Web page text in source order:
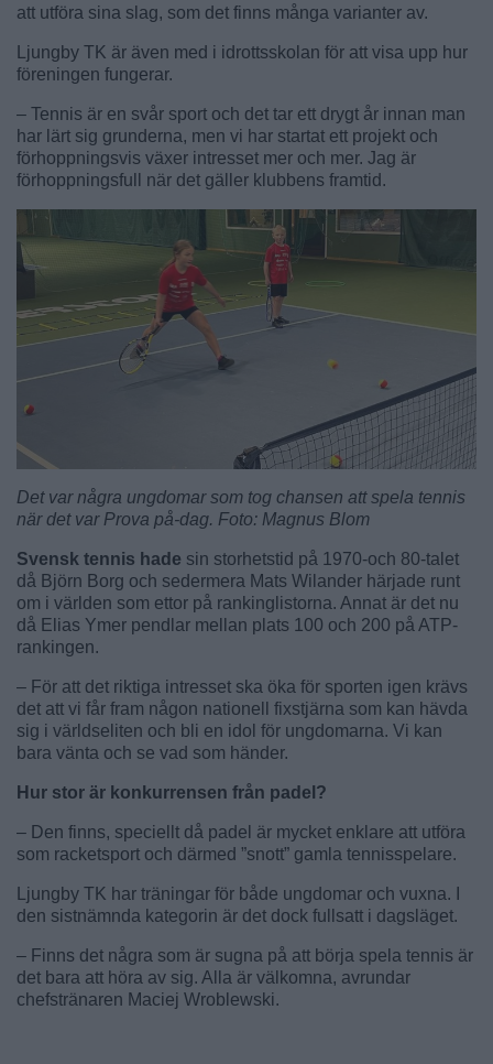
att utföra sina slag, som det finns många varianter av.
Ljungby TK är även med i idrottsskolan för att visa upp hur
föreningen fungerar.
– Tennis är en svår sport och det tar ett drygt år innan man
har lärt sig grunderna, men vi har startat ett projekt och
förhoppningsvis växer intresset mer och mer. Jag är
förhoppningsfull när det gäller klubbens framtid.
Det var några ungdomar som tog chansen att spela tennis
när det var Prova på-dag. Foto: Magnus Blom
Svensk tennis hade sin storhetstid på 1970-och 80-talet
då Björn Borg och sedermera Mats Wilander härjade runt
om i världen som ettor på rankinglistorna. Annat är det nu
då Elias Ymer pendlar mellan plats 100 och 200 på ATP-
rankingen.
– För att det riktiga intresset ska öka för sporten igen krävs
det att vi får fram någon nationell fixstjärna som kan hävda
sig i världseliten och bli en idol för ungdomarna. Vi kan
bara vänta och se vad som händer.
Hur stor är konkurrensen från padel?
– Den finns, speciellt då padel är mycket enklare att utföra
som racketsport och därmed ”snott” gamla tennisspelare.
Ljungby TK har träningar för både ungdomar och vuxna. I
den sistnämnda kategorin är det dock fullsatt i dagsläget.
– Finns det några som är sugna på att börja spela tennis är
det bara att höra av sig. Alla är välkomna, avrundar
chefstränaren Maciej Wroblewski.